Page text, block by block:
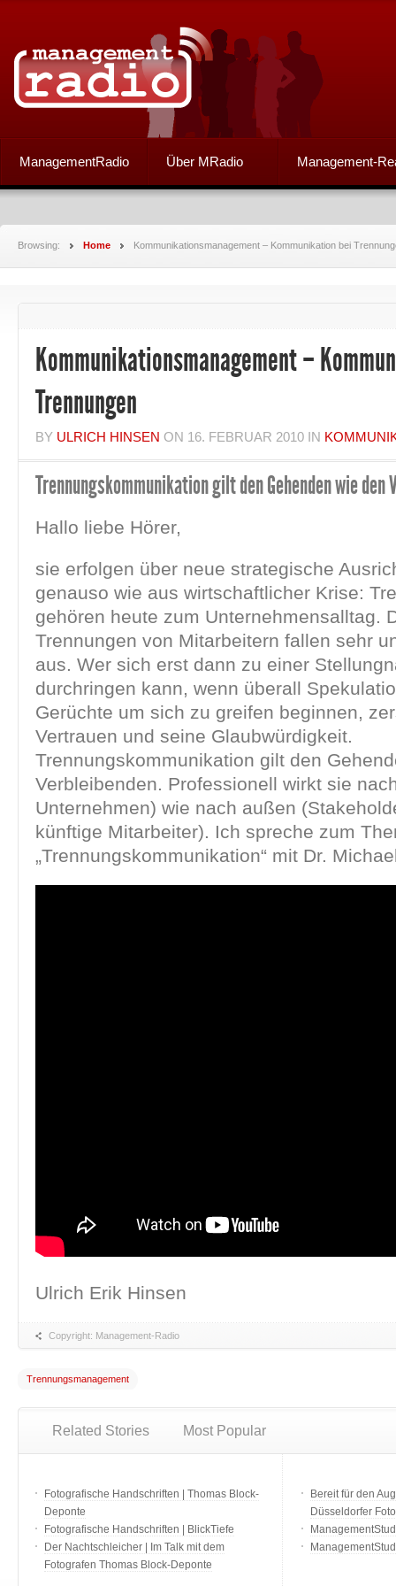
ManagementRadio Über MRadio Management-
Browsing: Home Kommunikationsmanagement – Kommunikation bei
Kommunikationsmanagement –
Trennungen
BY ULRICH HINSEN ON 16. FEBRUAR 2010 IN
Trennungskommunikation gilt den Gehenden wie den
Hallo liebe Hörer,
sie erfolgen über neue strategische
genauso wie aus wirtschaftlicher Krise:
gehören heute zum Unternehmensalltag.
Trennungen von Mitarbeitern fallen sehr
aus. Wer sich erst dann zu einer
durchringen kann, wenn überall
Gerüchte um sich zu greifen beginnen,
Vertrauen und seine Glaubwürdigkeit.
Trennungskommunikation gilt den
Verbleibenden. Professionell wirkt sie
Unternehmen) wie nach außen
künftige Mitarbeiter). Ich spreche zum
„Trennungskommunikation“ mit Dr.
Ulrich Erik Hinsen
Copyright: Management-Radio
Trennungsmanagement
Related Stories Most Popular
Fotografische Handschriften | Thomas Block-
Deponte
Fotografische Handschriften | BlickTiefe
Der Nachtschleicher | Im Talk mit dem
Fotografen Thomas Block-Deponte
Bereit für den
Düsseldorfer